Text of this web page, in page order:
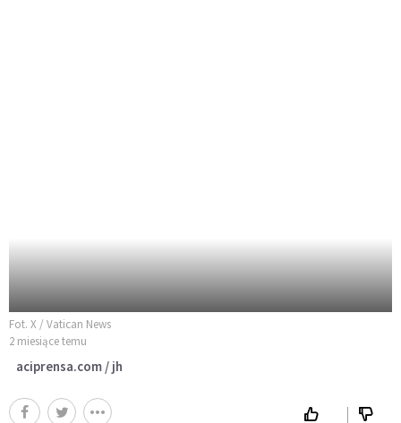
Fot. X / Vatican News
2 miesiące temu
aciprensa.com / jh